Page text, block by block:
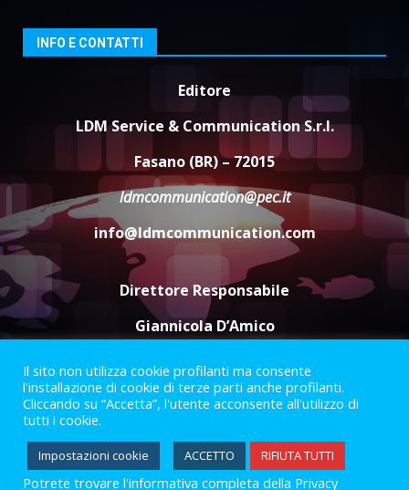
3
comunale
Cura dei beni comuni e
cittadinanza attiva: online
l’avviso per la gestione
Laureto
6 Agosto 2026 06:20
La magia del Minareto e la prima
assoluta de “L’Albergo
Belvedere. Il rapimento”
6 Agosto 2026 06:15
INFO E CONTATTI
Editore
LDM Service & Communication S.r.l.
Fasano (BR) – 72015
ldmcommunication@pec.it
info@ldmcommunication.com
Direttore Responsabile
Giannicola D’Amico
Termini e Condizioni
Privacy Policy
Informazioni Legali
Facebook
Instagram
Youtube
Il sito non utilizza cookie profilanti ma consente
l'installazione di cookie di terze parti anche profilanti.
Cliccando su “Accetta”, l'utente acconsente all'utilizzo di
tutti i cookie.
Impostazioni cookie ACCETTO RIFIUTA TUTTI
Potrete trovare l'informativa completa della Privacy